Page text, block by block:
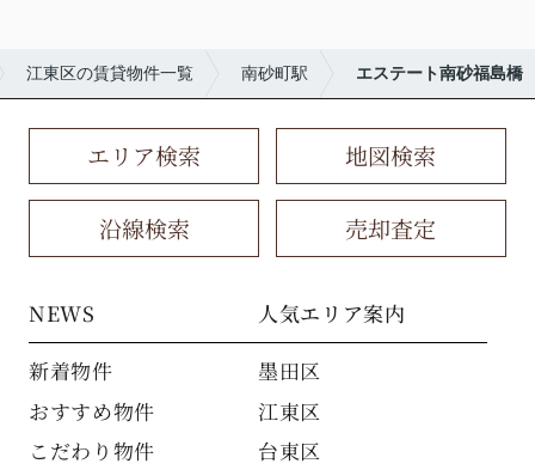
江東区の賃貸物件一覧 南砂町駅 エステート南砂福島橋
エリア検索 地図検索
沿線検索 売却査定
NEWS
新着物件
おすすめ物件
こだわり物件
人気エリア案内
墨田区
江東区
台東区